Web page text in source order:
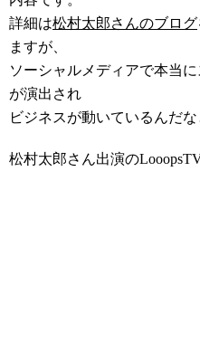
詳細は松村太郎さんのブログ
ますが、
ソーシャルメディアで本当
が演出され
ビジネスが動いているんだ
松村太郎さん出演の